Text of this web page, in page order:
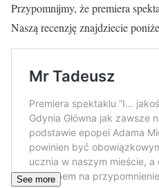
Przypomnijmy, że premiera
Naszą recenzję znajdziecie
See more